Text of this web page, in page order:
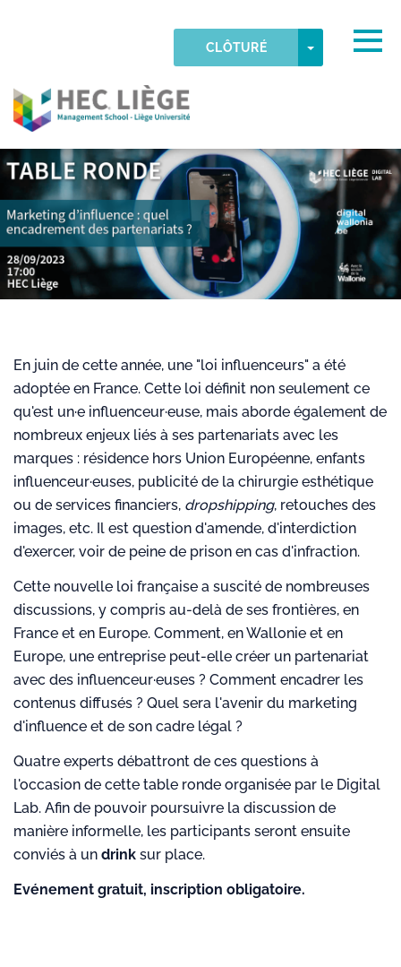
CLÔTURÉ TOGGLE
HEC-Liege
En juin de cette année, une "loi influenceurs" a été
adoptée en France. Cette loi définit non seulement ce
qu'est un·e influenceur·euse, mais aborde également de
nombreux enjeux liés à ses partenariats avec les
marques : résidence hors Union Européenne, enfants
influenceur·euses, publicité de la chirurgie esthétique
ou de services financiers, dropshipping, retouches des
images, etc. Il est question d'amende, d'interdiction
d'exercer, voir de peine de prison en cas d'infraction.
Cette nouvelle loi française a suscité de nombreuses
discussions, y compris au-delà de ses frontières, en
France et en Europe. Comment, en Wallonie et en
Europe, une entreprise peut-elle créer un partenariat
avec des influenceur·euses ? Comment encadrer les
contenus diffusés ? Quel sera l'avenir du marketing
d'influence et de son cadre légal ?
Quatre experts débattront de ces questions à
l'occasion de cette table ronde organisée par le Digital
Lab. Afin de pouvoir poursuivre la discussion de
manière informelle, les participants seront ensuite
conviés à un drink sur place.
Evénement gratuit, inscription obligatoire.